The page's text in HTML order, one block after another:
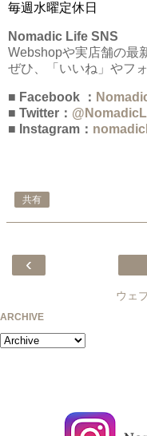
毎週水曜定休日
Nomadic Life SNS
Webshopや実店舗の最
ぜひ、「いいね」やフ
■ Facebook ：
■ Twitter：
■ Instagram：
共有
‹
ウェ
ARCHIVE